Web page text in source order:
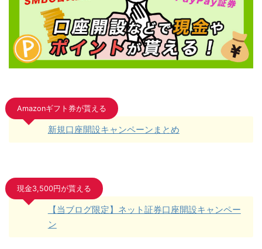
Amazonギフト券が貰える
新規口座開設キャンペーンまとめ
現金3,500円が貰える
【当ブログ限定】ネット証券口座開設キャンペー
ン